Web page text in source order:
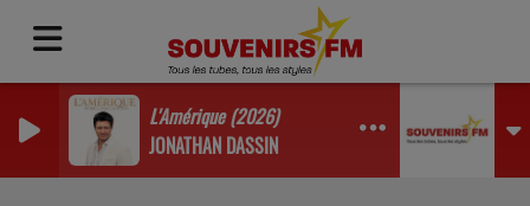
L'Amérique (2026)
JONATHAN DASSIN